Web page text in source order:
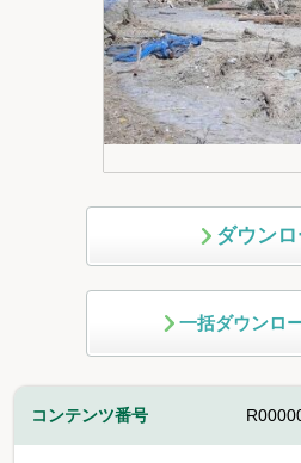
Foreign Laguage
ダウン
一括ダウンロ
コンテンツ番号